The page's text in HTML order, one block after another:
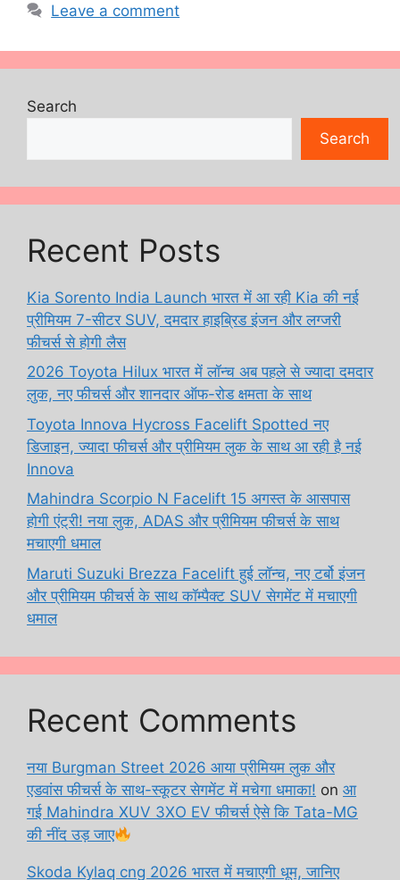
Leave a comment
Search
Search
Recent Posts
Kia Sorento India Launch भारत में आ रही Kia की नई
प्रीमियम 7-सीटर SUV, दमदार हाइब्रिड इंजन और लग्जरी
फीचर्स से होगी लैस
2026 Toyota Hilux भारत में लॉन्च अब पहले से ज्यादा दमदार
लुक, नए फीचर्स और शानदार ऑफ-रोड क्षमता के साथ
Toyota Innova Hycross Facelift Spotted नए
डिजाइन, ज्यादा फीचर्स और प्रीमियम लुक के साथ आ रही है नई
Innova
Mahindra Scorpio N Facelift 15 अगस्त के आसपास
होगी एंट्री! नया लुक, ADAS और प्रीमियम फीचर्स के साथ
मचाएगी धमाल
Maruti Suzuki Brezza Facelift हुई लॉन्च, नए टर्बो इंजन
और प्रीमियम फीचर्स के साथ कॉम्पैक्ट SUV सेगमेंट में मचाएगी
धमाल
Recent Comments
नया Burgman Street 2026 आया प्रीमियम लुक और
एडवांस फीचर्स के साथ-स्कूटर सेगमेंट में मचेगा धमाका! on आ
गई Mahindra XUV 3XO EV फीचर्स ऐसे कि Tata-MG
की नींद उड़ जाए
Skoda Kylaq cng 2026 भारत में मचाएगी धूम, जानिए